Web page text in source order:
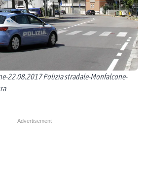
22.08.2017 Polizia stradale-Monfalcone-